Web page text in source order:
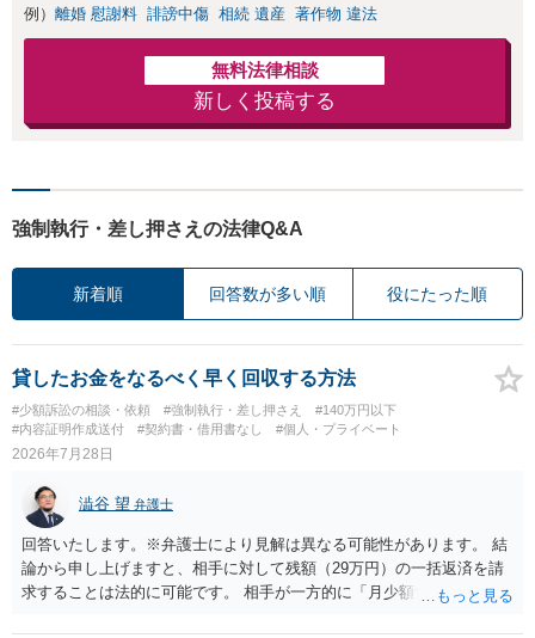
例） 離婚 慰謝料 誹謗中傷 相続 遺産 著作物 違法
無料法律相談
新しく投稿する
強制執行・差し押さえの法律Q&A
新着順 回答数が多い順 役にたった順
貸したお金をなるべく早く回収する方法
#少額訴訟の相談・依頼 #強制執行・差し押さえ
#140万円以下
#内容証明作成送付
#契約書・借用書なし #個人・プライベート
2026年7月28日
澁谷 望 弁護士
回答いたします。※弁護士により見解は異なる可能性があります。 結
論から申し上げますと、相手に対して残額（29万円）の一括返済を請
求することは法的に可能です。 相手が一方的に「月少額ずつ返す」と